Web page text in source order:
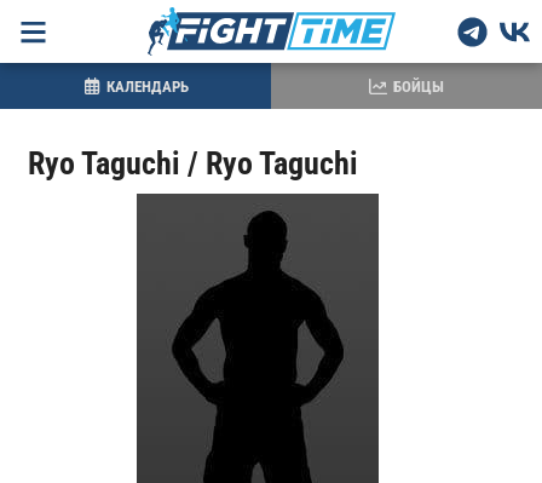
Ryo Taguchi / Ryo Taguchi
КАЛЕНДАРЬ БОЙЦЫ